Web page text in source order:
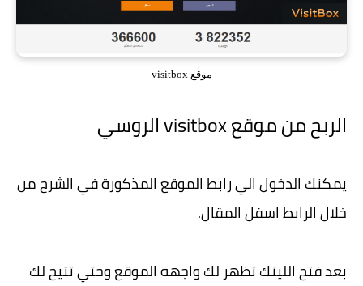
موقع visitbox
الربح منموقع visitbox الروسي
يمكنك الدخول الي رابط الموقع المذكورة في الشرح من
خلال الرابط اسفل المقال.
بعد فتح اللينك تظهر لك واجهه الموقع وحتي تتيح لك